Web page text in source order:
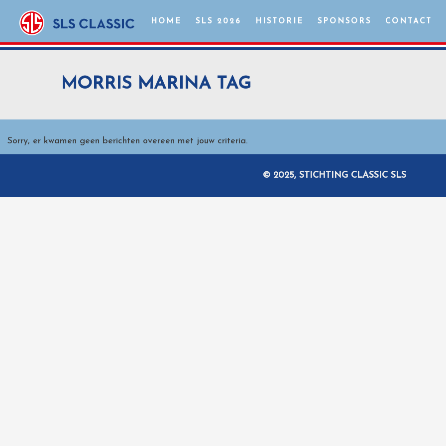
HOME SLS 2026 HISTORIE SPONSORS CONTACT
MORRIS MARINA TAG
Sorry, er kwamen geen berichten overeen met jouw criteria.
© 2025, STICHTING CLASSIC SLS